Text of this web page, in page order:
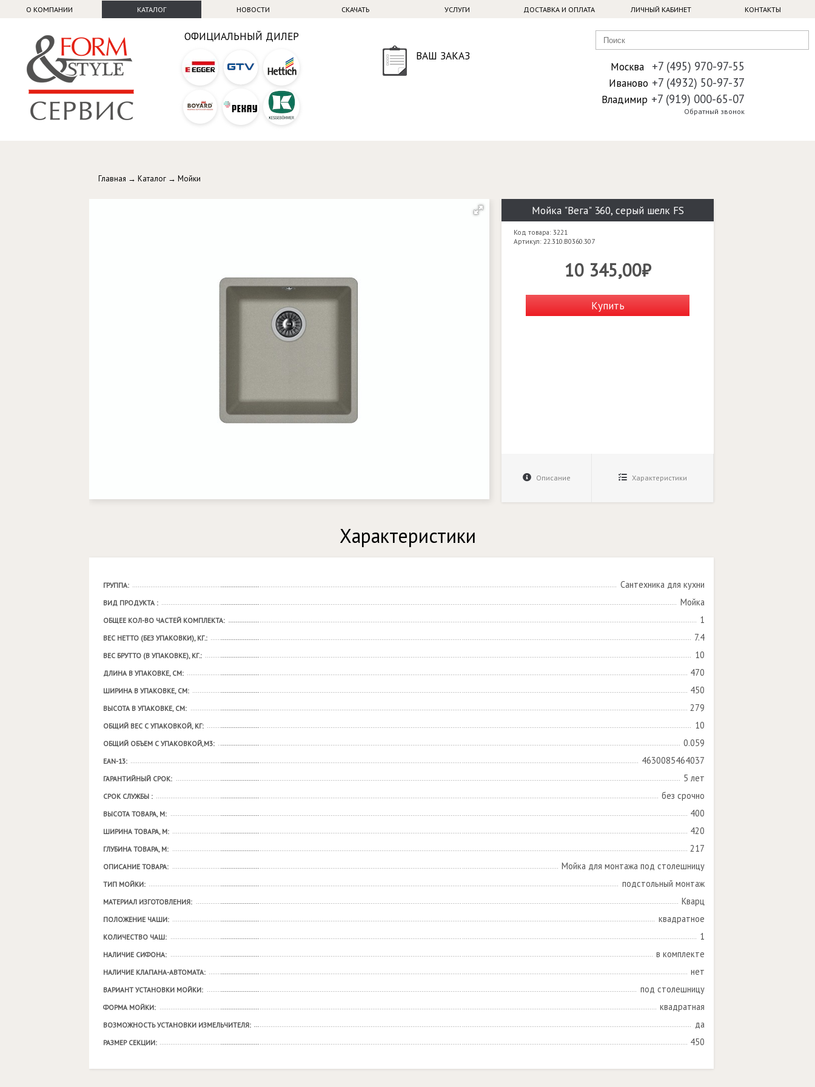
О КОМПАНИИ КАТАЛОГ НОВОСТИ СКАЧАТЬ УСЛУГИ ДОСТАВКА И ОПЛАТА ЛИЧНЫЙ КАБИНЕТ КОНТАКТЫ
ОФИЦИАЛЬНЫЙ ДИЛЕР
ВАШ ЗАКАЗ
Москва +7 (495) 970-97-55
Иваново +7 (4932) 50-97-37
Владимир +7 (919) 000-65-07
Обратный звонок
Главная → Каталог → Мойки
Мойка "Вега" 360, серый шелк FS
Код товара: 3221
Артикул: 22.310.B0360.307
10 345,00₽
Купить
Описание Характеристики
Характеристики
ГРУППА: Сантехника для кухни
ВИД ПРОДУКТА : Мойка
ОБЩЕЕ КОЛ-ВО ЧАСТЕЙ КОМПЛЕКТА: 1
ВЕС НЕТТО (БЕЗ УПАКОВКИ), КГ.: 7.4
ВЕС БРУТТО (В УПАКОВКЕ), КГ.: 10
ДЛИНА В УПАКОВКЕ, СМ: 470
ШИРИНА В УПАКОВКЕ, СМ: 450
ВЫСОТА В УПАКОВКЕ, СМ: 279
ОБЩИЙ ВЕС С УПАКОВКОЙ, КГ: 10
ОБЩИЙ ОБЪЕМ С УПАКОВКОЙ,М3: 0.059
EAN-13: 4630085464037
ГАРАНТИЙНЫЙ СРОК: 5 лет
СРОК СЛУЖБЫ : без срочно
ВЫСОТА ТОВАРА, М: 400
ШИРИНА ТОВАРА, М: 420
ГЛУБИНА ТОВАРА, М: 217
ОПИСАНИЕ ТОВАРА: Мойка для монтажа под столешницу
ТИП МОЙКИ: подстольный монтаж
МАТЕРИАЛ ИЗГОТОВЛЕНИЯ: Кварц
ПОЛОЖЕНИЕ ЧАШИ: квадратное
КОЛИЧЕСТВО ЧАШ: 1
НАЛИЧИЕ СИФОНА: в комплекте
НАЛИЧИЕ КЛАПАНА-АВТОМАТА: нет
ВАРИАНТ УСТАНОВКИ МОЙКИ: под столешницу
ФОРМА МОЙКИ: квадратная
ВОЗМОЖНОСТЬ УСТАНОВКИ ИЗМЕЛЬЧИТЕЛЯ: да
РАЗМЕР СЕКЦИИ: 450